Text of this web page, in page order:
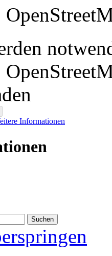
Informationen